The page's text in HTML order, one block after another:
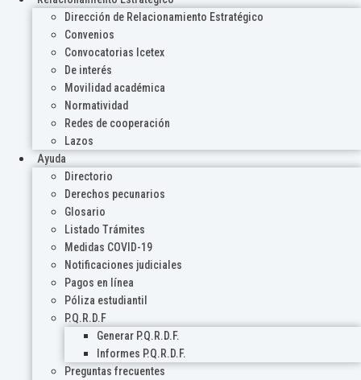
Dirección de Relacionamiento Estratégico
Convenios
Convocatorias Icetex
De interés
Movilidad académica
Normatividad
Redes de cooperación
Lazos
Ayuda
Directorio
Derechos pecunarios
Glosario
Listado Trámites
Medidas COVID-19
Notificaciones judiciales
Pagos en línea
Póliza estudiantil
P.Q.R.D.F
Generar P.Q.R.D.F.
Informes P.Q.R.D.F.
Preguntas frecuentes